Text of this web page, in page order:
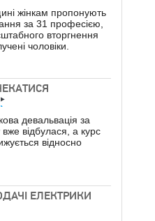
жінкам пропонують
за 31 професією,
вторгнення
чоловіки.
девальвація за
вже відбулася, а курс
відносно
ЕЛЕКТРИКИ